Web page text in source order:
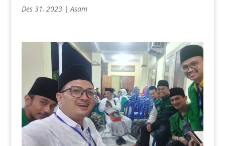
Des 31, 2023|Asam